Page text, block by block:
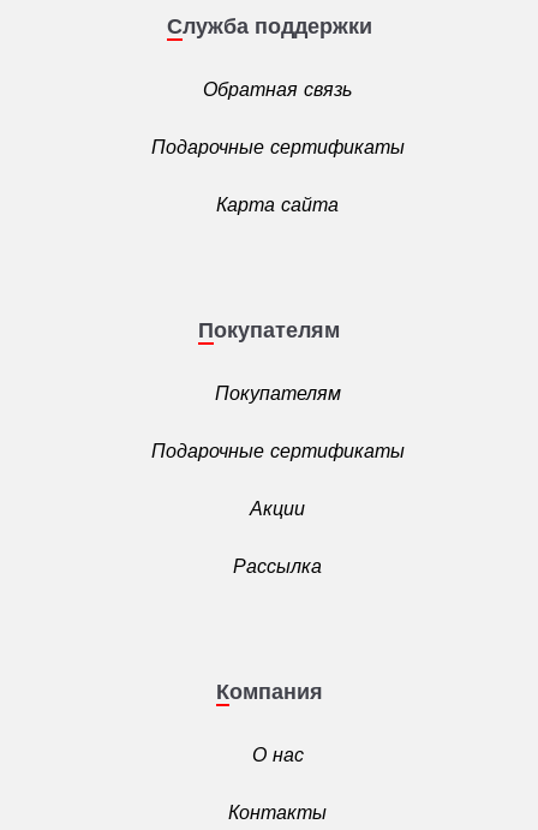
Служба поддержки
Обратная связь
Подарочные сертификаты
Карта сайта
Покупателям
Покупателям
Подарочные сертификаты
Акции
Рассылка
Компания
О нас
Контакты